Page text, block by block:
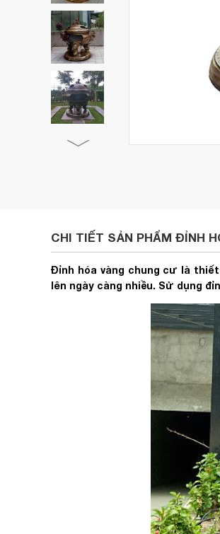
CHI TIẾT SẢN PHẨM ĐỈNH
Đỉnh hóa vàng chung cư là
lên ngày càng nhiều. Sử dụng